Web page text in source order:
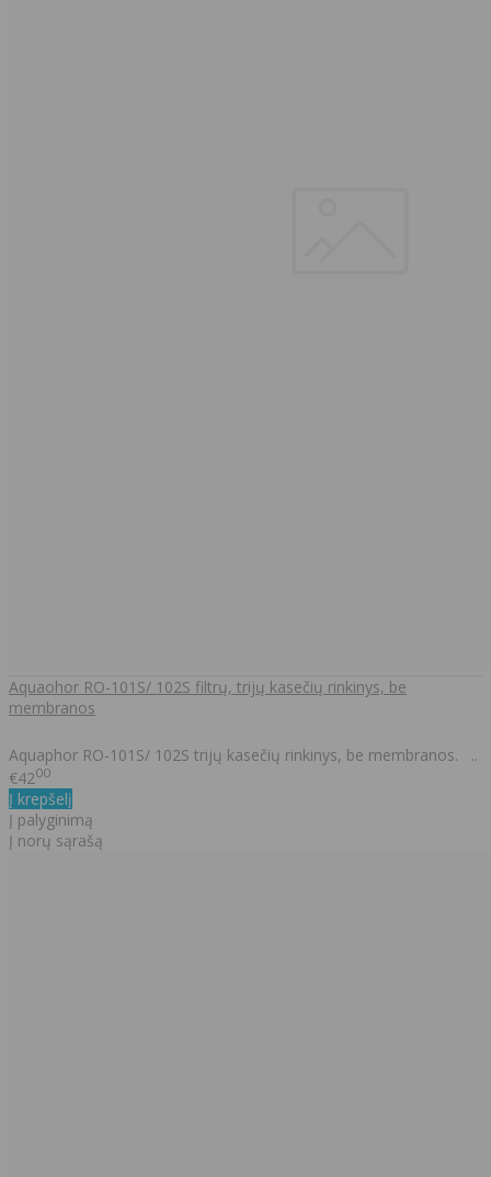
Aquaohor RO-101S/ 102S filtrų, trijų kasečių rinkinys, be
membranos
Aquaphor RO-101S/ 102S trijų kasečių rinkinys, be membranos. ..
€4200
Į krepšelį
Į palyginimą
Į norų sąrašą